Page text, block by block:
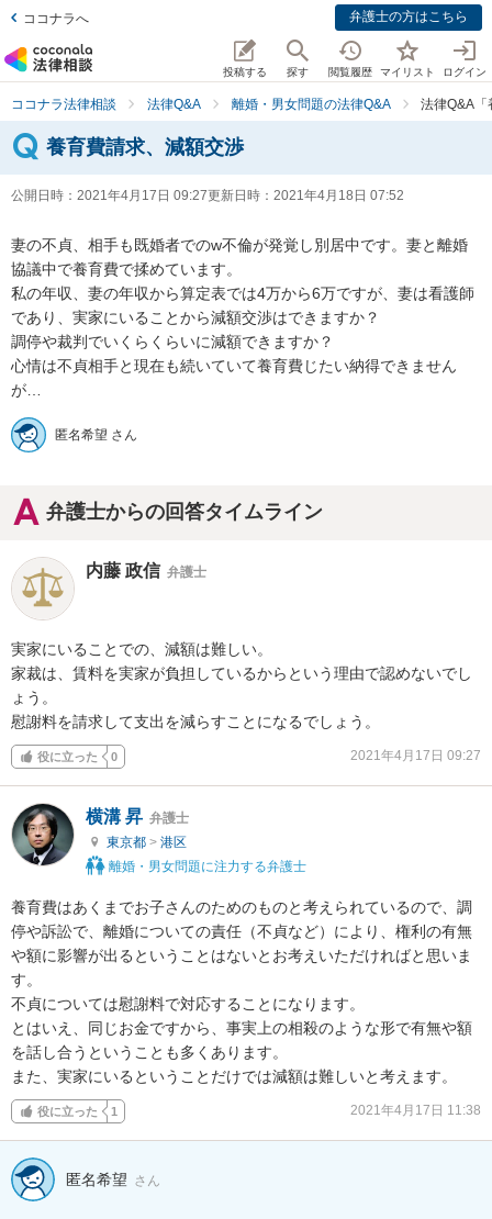
ココナラへ 弁護士の方はこちら
投稿する 探す 閲覧履歴 マイリスト ログイン
ココナラ法律相談 法律Q&A 離婚・男女問題の法律Q&A 法律Q&A「
養育費請求、減額交渉
公開日時： 2021年4月17日 09:27更新日時： 2021年4月18日 07:52
妻の不貞、相手も既婚者でのw不倫が発覚し別居中です。妻と離婚
協議中で養育費で揉めています。
私の年収、妻の年収から算定表では4万から6万ですが、妻は看護師
であり、実家にいることから減額交渉はできますか？
調停や裁判でいくらくらいに減額できますか？
心情は不貞相手と現在も続いていて養育費じたい納得できません
が…
匿名希望 さん
弁護士からの回答タイムライン
内藤 政信 弁護士
実家にいることでの、減額は難しい。
家裁は、賃料を実家が負担しているからという理由で認めないでし
ょう。
慰謝料を請求して支出を減らすことになるでしょう。
役に立った 0 2021年4月17日 09:27
横溝 昇 弁護士
東京都 > 港区
離婚・男女問題に注力する弁護士
養育費はあくまでお子さんのためのものと考えられているので、調
停や訴訟で、離婚についての責任（不貞など）により、権利の有無
や額に影響が出るということはないとお考えいただければと思いま
す。
不貞については慰謝料で対応することになります。
とはいえ、同じお金ですから、事実上の相殺のような形で有無や額
を話し合うということも多くあります。
また、実家にいるということだけでは減額は難しいと考えます。
役に立った 1 2021年4月17日 11:38
匿名希望 さん